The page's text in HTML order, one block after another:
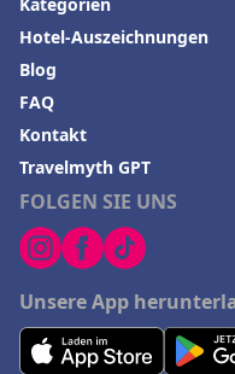
FOLGEN SIE UNS
Unsere App
Hotel-Auszeichnungen
Blog
FAQ
Kontakt
Travelmyth GPT